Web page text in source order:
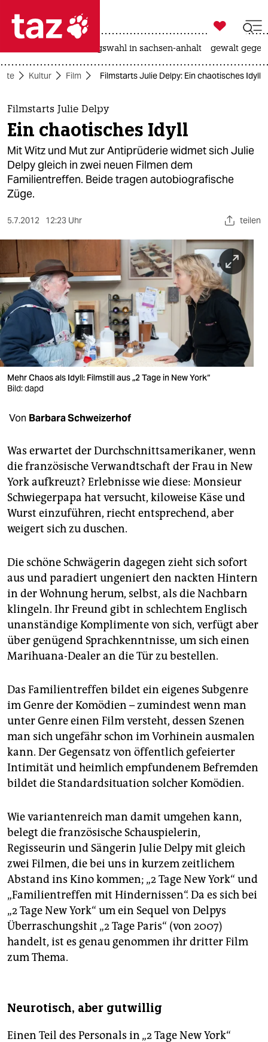
 taz zahl ich
taz zahl ich
themen
politik
öko
gesellschaft
kultur
sport
berlin
nord
wahrheit
verlag
verlag
shop
fragen & hilfe
unterstützen
abo
genossenschaft

taz zahl ich
landtagswahl in sachsen-anhalt gewalt
Kultur Film Filmstarts Julie Delpy: Ein chaotisches Idyll
Filmstarts Julie Delpy
Ein chaotisches Idyll
Mit Witz und Mut zur Antiprüderie widmet sich Julie
Delpy gleich in zwei neuen Filmen dem
Familientreffen. Beide tragen autobiografische
Züge.
5.7.2012 12:23 Uhr teilen
Mehr Chaos als Idyll: Filmstill aus „2 Tage in New York“
Bild: dapd
Von Barbara Schweizerhof
Was erwartet der Durchschnittsamerikaner, wenn
die französische Verwandtschaft der Frau in New
York aufkreuzt? Erlebnisse wie diese: Monsieur
Schwiegerpapa hat versucht, kiloweise Käse und
Wurst einzuführen, riecht entsprechend, aber
weigert sich zu duschen.
Die schöne Schwägerin dagegen zieht sich sofort
aus und paradiert ungeniert den nackten Hintern
in der Wohnung herum, selbst, als die Nachbarn
klingeln. Ihr Freund gibt in schlechtem Englisch
unanständige Komplimente von sich, verfügt aber
über genügend Sprachkenntnisse, um sich einen
Marihuana-Dealer an die Tür zu bestellen.
Das Familientreffen bildet ein eigenes Subgenre
im Genre der Komödien – zumindest wenn man
unter Genre einen Film versteht, dessen Szenen
man sich ungefähr schon im Vorhinein ausmalen
kann. Der Gegensatz von öffentlich gefeierter
Intimität und heimlich empfundenem Befremden
bildet die Standardsituation solcher Komödien.
Wie variantenreich man damit umgehen kann,
belegt die französische Schauspielerin,
Regisseurin und Sängerin Julie Delpy mit gleich
zwei Filmen, die bei uns in kurzem zeitlichem
Abstand ins Kino kommen; „2 Tage New York“ und
„Familientreffen mit Hindernissen“. Da es sich bei
„2 Tage New York“ um ein Sequel von Delpys
Überraschungshit „2 Tage Paris“ (von 2007)
handelt, ist es genau genommen ihr dritter Film
zum Thema.
Neurotisch, aber gutwillig
Einen Teil des Personals in „2 Tage New York“